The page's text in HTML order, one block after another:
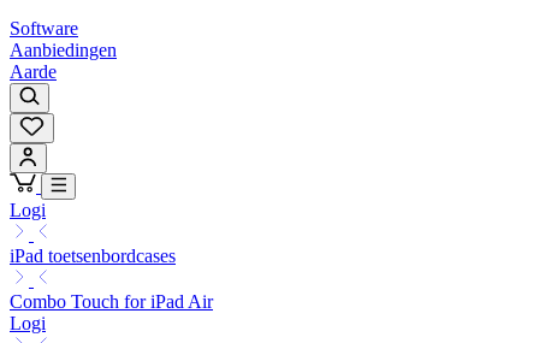
Software
Aanbiedingen
Aarde
Logi
iPad toetsenbordcases
Combo Touch for iPad Air
Logi